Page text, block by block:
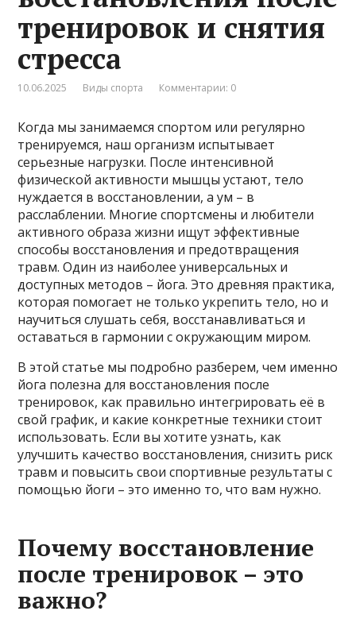
тренировок и снятия
стресса
10.06.2025 Виды спорта Комментарии: 0
Когда мы занимаемся спортом или регулярно
тренируемся, наш организм испытывает
серьезные нагрузки. После интенсивной
физической активности мышцы устают, тело
нуждается в восстановлении, а ум – в
расслаблении. Многие спортсмены и любители
активного образа жизни ищут эффективные
способы восстановления и предотвращения
травм. Один из наиболее универсальных и
доступных методов – йога. Это древняя практика,
которая помогает не только укрепить тело, но и
научиться слушать себя, восстанавливаться и
оставаться в гармонии с окружающим миром.
В этой статье мы подробно разберем, чем именно
йога полезна для восстановления после
тренировок, как правильно интегрировать её в
свой график, и какие конкретные техники стоит
использовать. Если вы хотите узнать, как
улучшить качество восстановления, снизить риск
травм и повысить свои спортивные результаты с
помощью йоги – это именно то, что вам нужно.
Почему восстановление
после тренировок – это
важно?